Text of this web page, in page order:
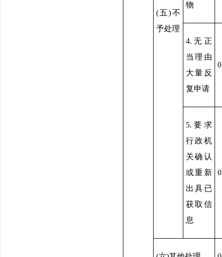
(五)不
予处理
物
4.无正
当理由
大量反
复申请
0
5.要求
行政机
关确认
或重新
出具已
获取信
息
0